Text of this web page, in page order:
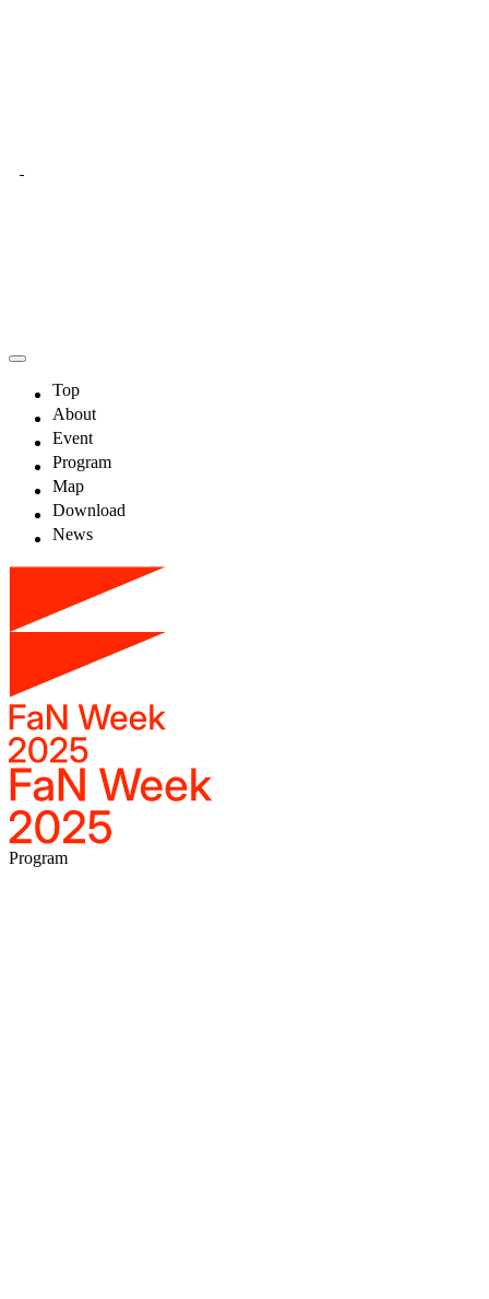
Top
About
Event
Program
Map
Download
News
Program